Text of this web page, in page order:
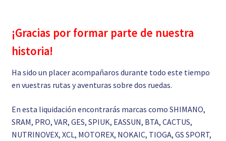
¡Gracias por formar parte de nuestra
historia!
Ha sido un placer acompañaros durante todo este tiempo
en vuestras rutas y aventuras sobre dos ruedas.
En esta liquidación encontrarás marcas como SHIMANO,
SRAM, PRO, VAR, GES, SPIUK, EASSUN, BTA, CACTUS,
NUTRINOVEX, XCL, MOTOREX, NOKAIC, TIOGA, GS SPORT,